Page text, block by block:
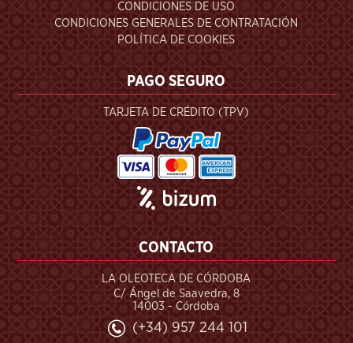
CONDICIONES DE USO
CONDICIONES GENERALES DE CONTRATACIÓN
POLÍTICA DE COOKIES
PAGO SEGURO
TARJETA DE CRÉDITO (TPV)
CONTACTO
LA OLEOTECA DE CÓRDOBA
C/ Ángel de Saavedra, 8
14003 - Córdoba
(+34) 957 244 101